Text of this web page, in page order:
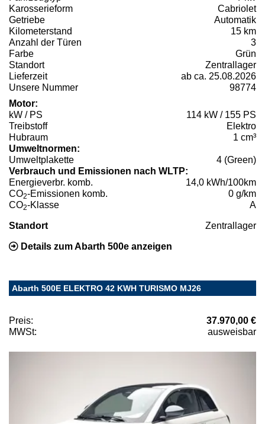
Karosserieform
Cabriolet
Getriebe
Automatik
Kilometerstand
15 km
Anzahl der Türen
3
Farbe
Grün
Standort
Zentrallager
Lieferzeit
ab ca. 25.08.2026
Unsere Nummer
98774
Motor:
kW / PS
114 kW / 155 PS
Treibstoff
Elektro
Hubraum
1 cm³
Umweltnormen:
Umweltplakette
4 (Green)
Verbrauch und Emissionen nach WLTP:
Energieverbr. komb.
14,0 kWh/100km
CO2-Emissionen komb.
0 g/km
CO2-Klasse A
Standort Zentrallager
Details zum Abarth 500e anzeigen
Abarth 500E ELEKTRO 42 KWH TURISMO MJ26
Preis:
37.970,00 €
MWSt:
ausweisbar